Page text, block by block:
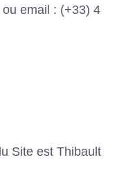
email : (+33) 4
Site est Thibault